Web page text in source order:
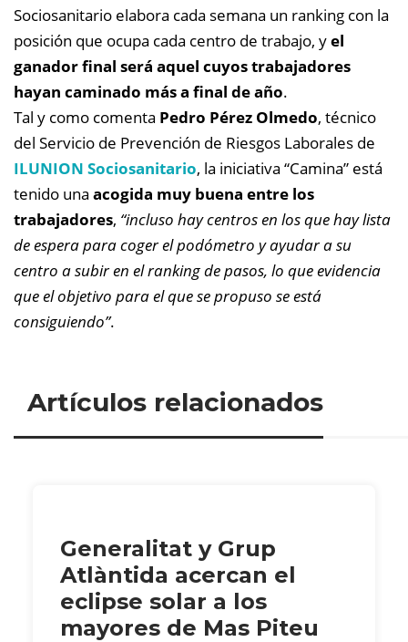
Sociosanitario elabora cada semana un ranking con la
posición que ocupa cada centro de trabajo, yel
ganador final será aquel cuyos trabajadores
hayan caminado más a final de año.
Tal y como comenta Pedro Pérez Olmedo, técnico
del Servicio de Prevención de Riesgos Laborales de
ILUNION Sociosanitario, la iniciativa “Camina” está
tenido una acogida muy buena entre los
trabajadores, “incluso hay centros en los que hay lista
de espera para coger el podómetro y ayudar a su
centro a subir en el ranking de pasos, lo que evidencia
que el objetivo para el que se propuso se está
consiguiendo”.
Artículos relacionados
Generalitat y Grup
Atlàntida acercan el
eclipse solar a los
mayores de Mas Piteu